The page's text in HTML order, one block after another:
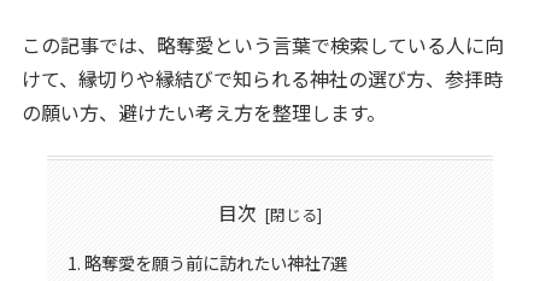
この記事では、略奪愛という言葉で検索している人に向
けて、縁切りや縁結びで知られる神社の選び方、参拝時
の願い方、避けたい考え方を整理します。
目次
略奪愛を願う前に訪れたい神社7選